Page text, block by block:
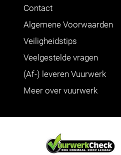
Contact
Algemene Voorwaarden
Veiligheidstips
Veelgestelde vragen
(Af-) leveren Vuurwerk
Meer over vuurwerk